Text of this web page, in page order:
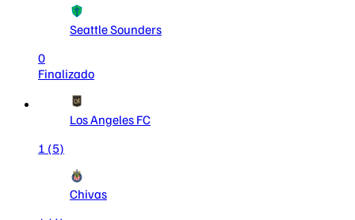
Seattle Sounders
0
Finalizado
Los Angeles FC
1 (5)
Chivas